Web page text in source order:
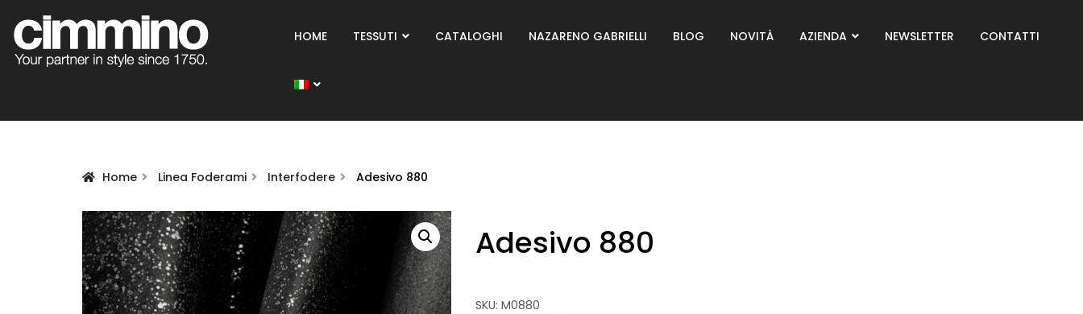
HOME TESSUTI CATALOGHI NAZARENO GABRIELLI BLOG NOVITÀ AZIENDA NEWSLETTER CONTATTI
Home Linea Foderami Interfodere Adesivo 880
Adesivo 880
SKU: M0880